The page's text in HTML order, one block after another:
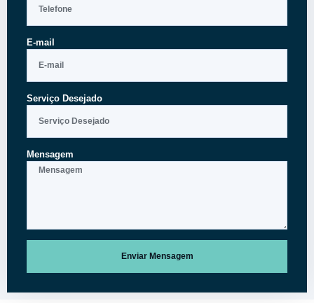
E-mail
Serviço Desejado
Mensagem
Enviar Mensagem